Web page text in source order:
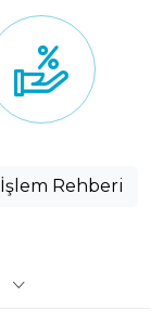
İşlem Rehberi